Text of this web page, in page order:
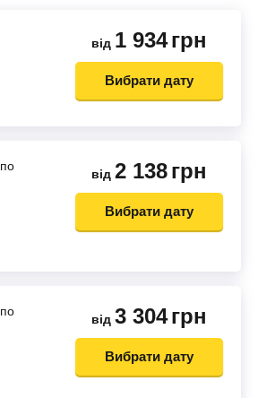
від 1 934грн
Вибрати дату
від 2 138грн
Вибрати дату
від 3 304грн
Вибрати дату